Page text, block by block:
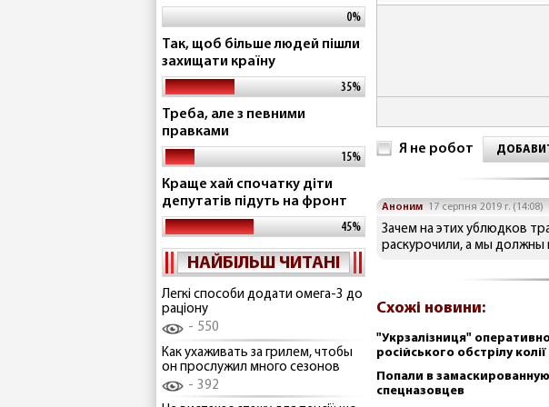
0%
Так, щоб більше людей пішли
захищати країну
35%
Треба, але з певними
правками
15%
Краще хай спочатку діти
депутатів підуть на фронт
45%
НАЙБІЛЬШ ЧИТАНІ
Легкі способи додати омега-3 до
раціону
550
Как ухаживать за грилем, чтобы
он прослужил много сезонов
392
Я не робот
Аноним 17 серпня 2019 г. (14:08)
Зачем на этих ублюдков
раскурочили, а мы должны
Схожі новини:
"Укрзалізниця"
російського обстрілу
Попали в
спецназовцев